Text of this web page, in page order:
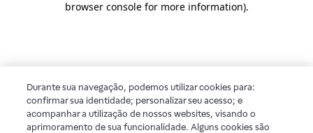
browser console for more information).
Durante sua navegação, podemos utilizar cookies para:
confirmar sua identidade; personalizar seu acesso; e
acompanhar a utilização de nossos websites, visando o
aprimoramento de sua funcionalidade. Alguns cookies são